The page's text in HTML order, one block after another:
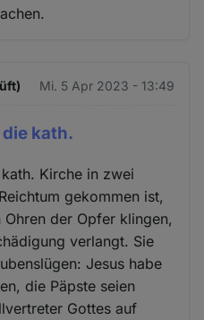
Mi. 5 Apr 2023 - 13:49
kath.
Kirche in zwei
gekommen ist,
der Opfer klingen,
verlangt. Sie
Jesus habe
die Päpste seien
Gottes auf